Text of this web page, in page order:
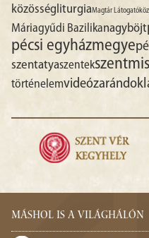
közösségliturgiaMagtár
Máriagyűdi Bazilikanagyböjt
pécsi egyházmegye
szentatyaszentek
történelemvideó
MÁSHOL IS A VILÁGHÁLÓN